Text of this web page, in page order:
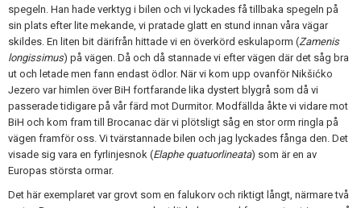
spegeln. Han hade verktyg i bilen och vi lyckades få tillbaka spegeln på
sin plats efter lite mekande, vi pratade glatt en stund innan våra vägar
skildes. En liten bit därifrån hittade vi en överkörd eskulaporm (Zamenis
longissimus) på vägen. Då och då stannade vi efter vägen där det såg bra
ut och letade men fann endast ödlor. När vi kom upp ovanför Nikšićko
Jezero var himlen över BiH fortfarande lika dystert blygrå som då vi
passerade tidigare på vår färd mot Durmitor. Modfällda åkte vi vidare mot
BiH och kom fram till Brocanac där vi plötsligt såg en stor orm ringla på
vägen framför oss. Vi tvärstannade bilen och jag lyckades fånga den. Det
visade sig vara en fyrlinjesnok (Elaphe quatuorlineata) som är en av
Europas största ormar.
Det här exemplaret var grovt som en falukorv och riktigt långt, närmare två